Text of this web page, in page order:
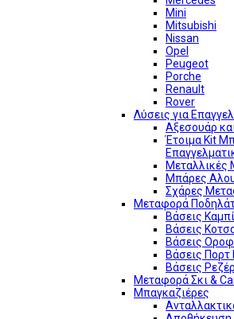
Mini
Mitsubishi
Nissan
Opel
Peugeot
Porche
Renault
Rover
Λύσεις για
Αξεσουάρ
Έτοιμα Kit
Μεταλλικές
Μπάρες
Σχάρες
Μεταφορά
Βάσεις
Βάσεις
Βάσεις
Βάσεις
Βάσεις
Μεταφορά Σκι &
Μπαγκαζιέρες